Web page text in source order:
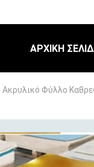
ΑΡΧΙΚΉ
Ακρυλικό Φύλλο